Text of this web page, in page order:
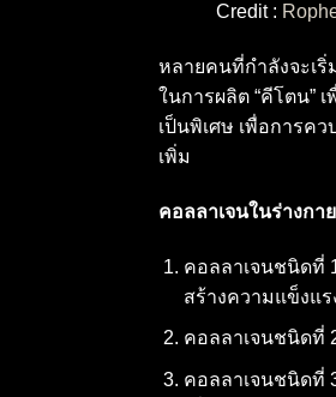
Credit :
หลายคนที่กำลังจะเริ่
ในการผลิต “คีโตน”
เป็นพิเศษ เพื่อการค
เพิ่ม
คอลลาเจนในร่างกา
คอลลาเจนชนิดที่
สร้างความแข็งแร
คอลลาเจนชนิดที่
คอลลาเจนชนิดที่